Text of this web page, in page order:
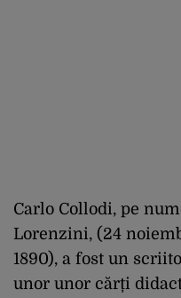
Carlo Collodi, pe
Lorenzini, (24
1890), a fost un
unor unor cărți